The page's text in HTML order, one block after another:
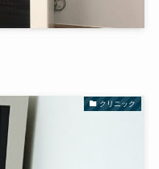
クリニック